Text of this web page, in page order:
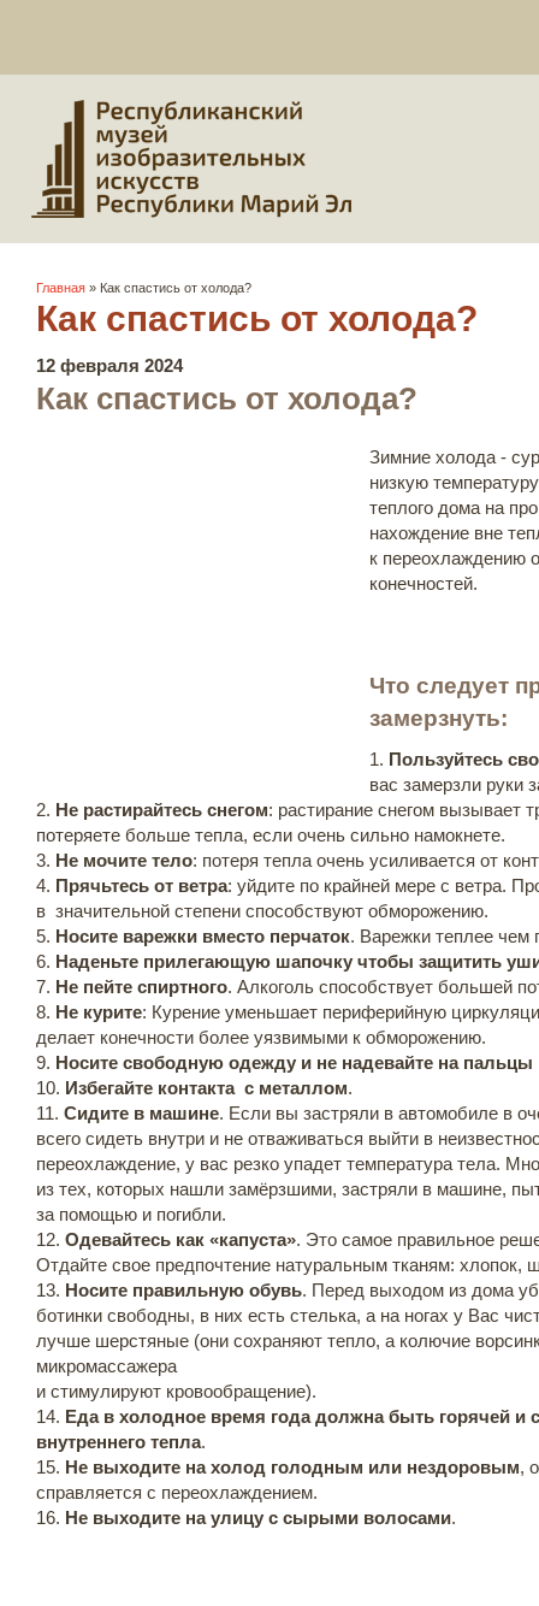
Вы здесь
Главная » Как спастись от холода?
Как спастись от холода?
12 февраля 2024
Как спастись от холода?
Зимние холода -
низкую
теплого дома на
нахождение вне
к переохлаждению
конечностей.
Что следует
замерзнуть:
1. Пользуйтесь
вас замерзли руки
2. Не растирайтесь снегом: растирание снегом вызывает
потеряете больше тепла, если очень сильно намокнете.
3. Не мочите тело: потеря тепла очень усиливается от
4. Прячьтесь от ветра: уйдите по крайней мере с ветра.
в значительной степени способствуют обморожению.
5. Носите варежки вместо перчаток. Варежки теплее чем
6. Наденьте прилегающую шапочку чтобы защитить
7. Не пейте спиртного. Алкоголь способствует большей
8. Не курите: Курение уменьшает периферийную
делает конечности более уязвимыми к обморожению.
9. Носите свободную одежду и не надевайте на пальцы
10. Избегайте контакта с металлом.
11. Сидите в машине. Если вы застряли в автомобиле в
всего сидеть внутри и не отваживаться выйти в
переохлаждение, у вас резко упадет температура тела.
из тех, которых нашли замёрзшими, застряли в машине,
за помощью и погибли.
12. Одевайтесь как «капуста». Это самое правильное
Отдайте свое предпочтение натуральным тканям: хлопок,
13. Носите правильную обувь. Перед выходом из дома
ботинки свободны, в них есть стелька, а на ногах у Вас
лучше шерстяные (они сохраняют тепло, а колючие
микромассажера
и стимулируют кровообращение).
14. Еда в холодное время года должна быть горячей и
внутреннего тепла.
15. Не выходите на холод голодным или нездоровым,
справляется с переохлаждением.
16. Не выходите на улицу с сырыми волосами.